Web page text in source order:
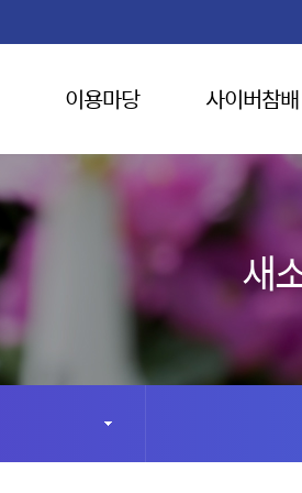
이용마당 사이버참배
새